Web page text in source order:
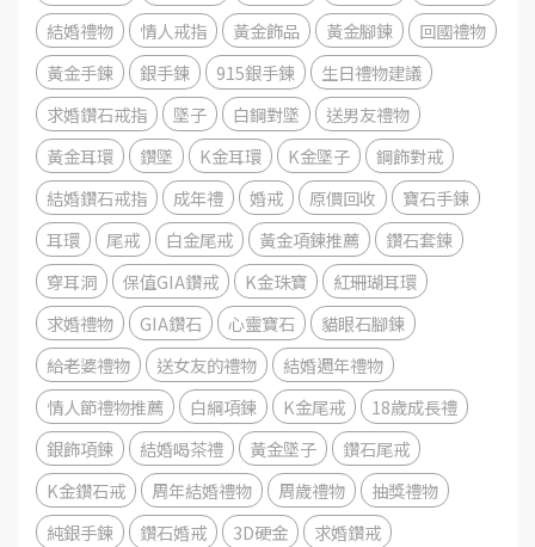
結婚禮物
情人戒指 黃金飾品 黃金腳鍊
回國禮物
黃金手鍊
銀手鍊 915銀手鍊
生日禮物建議
求婚鑽石戒指
墜子 白鋼對墜
送男友禮物
黃金耳環
鑽墜 K金耳環 K金墜子
鋼飾對戒
結婚鑽石戒指
成年禮 婚戒 原價回收
寶石手鍊
耳環
尾戒 白金尾戒 黃金項鍊推薦
鑽石套鍊
穿耳洞
保值GIA鑽戒 K金珠寶
紅珊瑚耳環
求婚禮物
GIA鑽石 心靈寶石
貓眼石腳鍊
給老婆禮物
送女友的禮物
結婚週年禮物
情人節禮物推薦
白綱項鍊 K金尾戒
18歲成長禮
銀飾項鍊
結婚喝茶禮 黃金墜子
鑽石尾戒
K金鑽石戒
周年結婚禮物 周歲禮物
抽獎禮物
純銀手鍊
鑽石婚戒 3D硬金
求婚鑽戒